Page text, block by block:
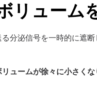
リューム
分泌信号を一時的に遮
リュームが徐々に小さくな